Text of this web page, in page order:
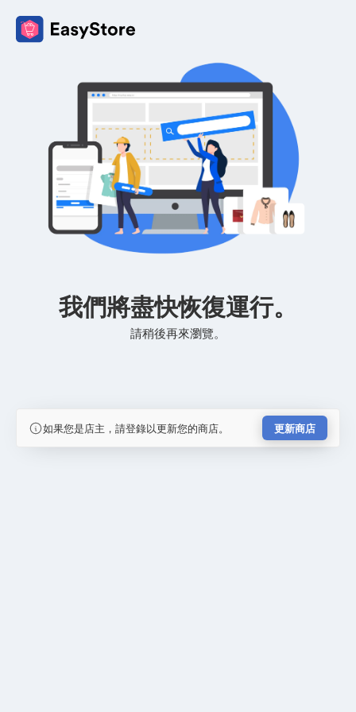
我們將盡快恢復運行。
請稍後再來瀏覽。
如果您是店主，請登錄以更新您的商店。 更新商店